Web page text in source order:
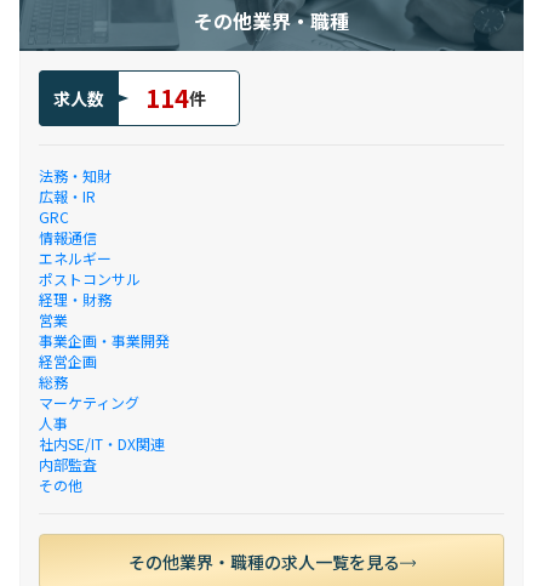
その他業界・職種
求人数 114件
法務・知財
広報・IR
GRC
情報通信
エネルギー
ポストコンサル
経理・財務
営業
事業企画・事業開発
経営企画
総務
マーケティング
人事
社内SE/IT・DX関連
内部監査
その他
その他業界・職種の求人一覧を見る